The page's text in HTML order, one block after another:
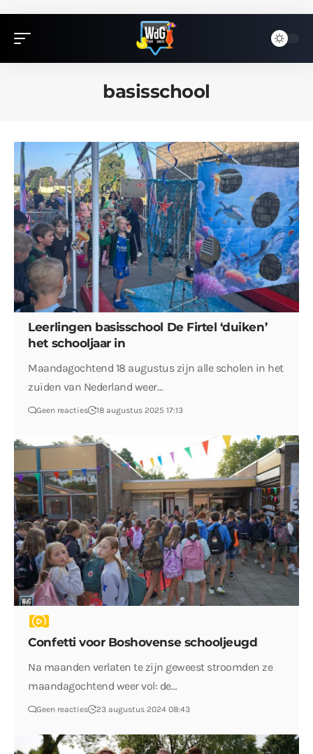
basisschool
Leerlingen basisschool De Firtel ‘duiken’
het schooljaar in
Maandagochtend 18 augustus zijn alle scholen in het
zuiden van Nederland weer…
Geen reacties 18 augustus 2025 17:13
Confetti voor Boshovense schooljeugd
Na maanden verlaten te zijn geweest stroomden ze
maandagochtend weer vol: de…
Geen reacties 23 augustus 2024 08:43